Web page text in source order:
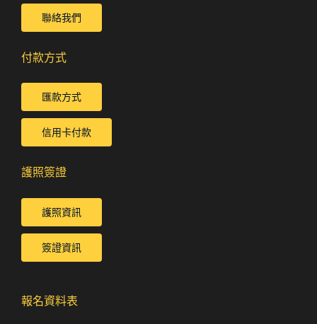
聯絡我們
付款方式
匯款方式
信用卡付款
護照簽證
護照資訊
簽證資訊
報名資料表